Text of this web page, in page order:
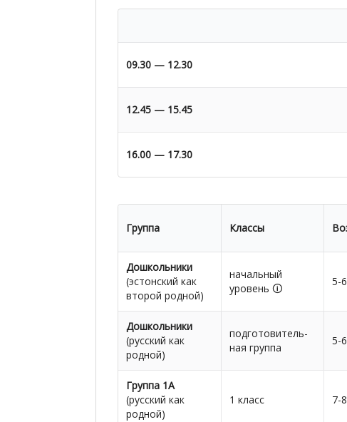
09.30 — 12.30
12.45 — 15.45
16.00 — 17.30
Группа Классы
Дошкольники
(эстонский как
второй родной)
начальный
уровень 🛈
5-
Дошкольники
(русский как
родной)
подготовитель-
ная группа
5-
Группа 1А
(русский как
родной)
1 класс 7-